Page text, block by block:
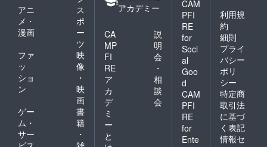
アニ
メ・
漫画
ス
ポ
ー
ツ
ファ
ッ
ショ
ン
映
像
・
映
画
ゲー
ム・
サー
書
籍
・
アカデミー
CA
MP
FI
RE
ア
カ
デ
ミ
ー
と
説
明
会
・
相
談
会
CAM
PFI
RE
for
Soci
al
Goo
d
CAM
PFI
RE
for
Ente
利用規
約
細則
プライ
バシー
ポリ
シー
特定商
取引法
に基づ
く表記
情報セ